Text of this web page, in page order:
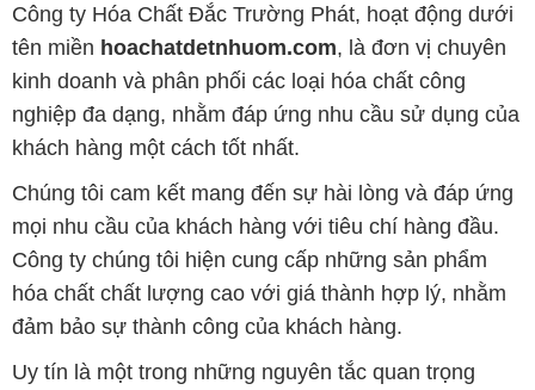
Công ty Hóa Chất Đắc Trường Phát, hoạt động dưới
tên miền hoachatdetnhuom.com, là đơn vị chuyên
kinh doanh và phân phối các loại hóa chất công
nghiệp đa dạng, nhằm đáp ứng nhu cầu sử dụng của
khách hàng một cách tốt nhất.
Chúng tôi cam kết mang đến sự hài lòng và đáp ứng
mọi nhu cầu của khách hàng với tiêu chí hàng đầu.
Công ty chúng tôi hiện cung cấp những sản phẩm
hóa chất chất lượng cao với giá thành hợp lý, nhằm
đảm bảo sự thành công của khách hàng.
Uy tín là một trong những nguyên tắc quan trọng